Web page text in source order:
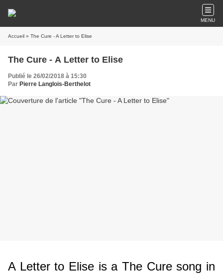
MENU
Accueil » The Cure - A Letter to Elise
The Cure - A Letter to Elise
Publié le 26/02/2018 à 15:30
Par Pierre Langlois-Berthelot
A Letter to Elise is a The Cure song in